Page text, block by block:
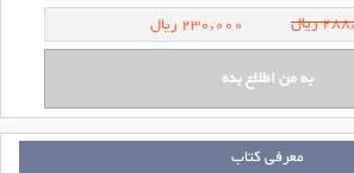
ریال 230,000 ریال
معرفی کتاب